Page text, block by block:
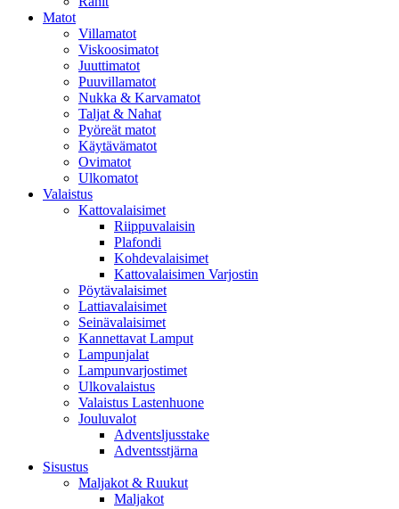
Matot
Villamatot
Viskoosimatot
Juuttimatot
Puuvillamatot
Nukka & Karvamatot
Taljat & Nahat
Pyöreät matot
Käytävämatot
Ovimatot
Ulkomatot
Valaistus
Kattovalaisimet
Riippuvalaisin
Plafondi
Kohdevalaisimet
Kattovalaisimen Varjostin
Pöytävalaisimet
Lattiavalaisimet
Seinävalaisimet
Kannettavat Lamput
Lampunjalat
Lampunvarjostimet
Ulkovalaistus
Valaistus Lastenhuone
Jouluvalot
Adventsljusstake
Adventsstjärna
Sisustus
Maljakot & Ruukut
Maljakot